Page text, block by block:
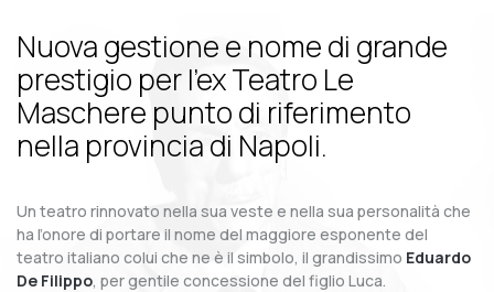
Nuova gestione e nome di grande
prestigio per l’ex Teatro Le
Maschere punto di riferimento
nella provincia di Napoli.
Un teatro rinnovato nella sua veste e nella sua personalità che
ha l’onore di portare il nome del maggiore esponente del
teatro italiano colui che ne è il simbolo, il grandissimo Eduardo
De Filippo, per gentile concessione del figlio Luca.